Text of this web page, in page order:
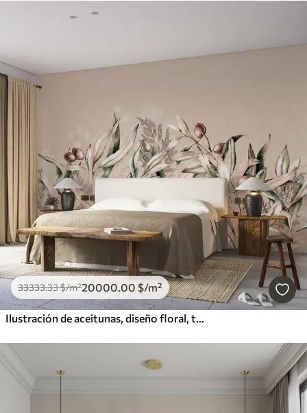
33333.33$/m²20000.00 $/m²
Ilustración de aceitunas, diseño floral, tropical, acuarela, hojas grandes, colores beige